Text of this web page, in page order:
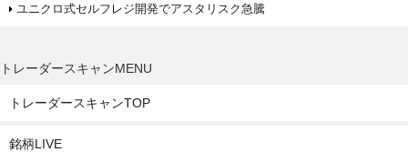
ユニクロ式セルフレジ開発でアスタリスク急騰
トレーダースキャンMENU
トレーダースキャンTOP
銘柄LIVE